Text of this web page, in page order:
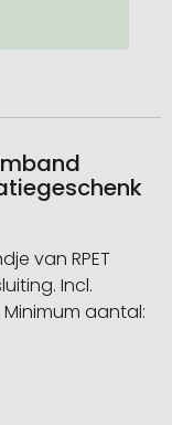
van RPET
Incl.
aantal: